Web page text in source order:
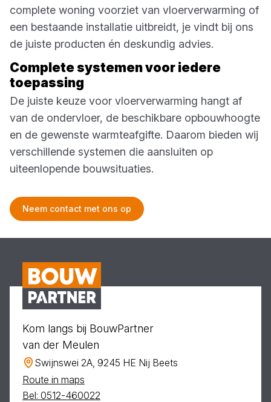
complete woning voorziet van vloerverwarming of
een bestaande installatie uitbreidt, je vindt bij ons
de juiste producten én deskundig advies.
Complete systemen voor iedere
toepassing
De juiste keuze voor vloerverwarming hangt af
van de ondervloer, de beschikbare opbouwhoogte
en de gewenste warmteafgifte. Daarom bieden wij
verschillende systemen die aansluiten op
uiteenlopende bouwsituaties.
Neem contact met ons op
Kom langs bij BouwPartner
van der Meulen
Swijnswei 2A, 9245 HE Nij Beets
Route in maps
Bel: 0512-460022